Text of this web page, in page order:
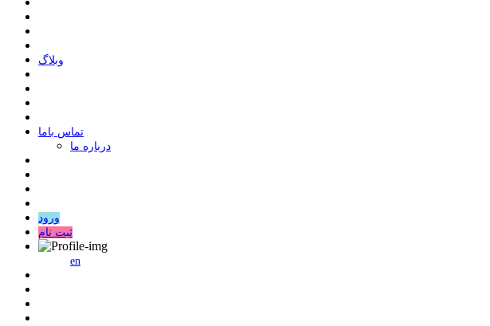
وبلاگ
ﺗﻤﺎﺱ ﺑﺎﻣﺎ
درباره ما
ورود
ثبت نام
en